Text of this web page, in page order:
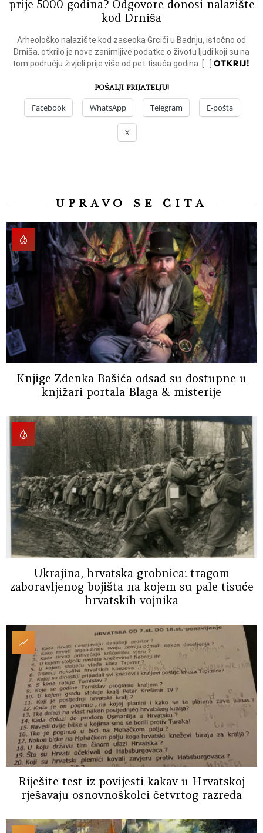
prije 5000 godina? Odgovore donosi nalazište
kod Drniša
Arheološko nalazište kod zaseoka Grcići u Badnju, istočno od
Drniša, otkrilo je nove zanimljive podatke o životu ljudi koji su na
tom području živjeli prije više od pet tisuća godina. […]OTKRIJ!
POŠALJI PRIJATELJU!
Facebook WhatsApp Telegram E-pošta
X
UPRAVO SE ČITA
Knjige Zdenka Bašića odsad su dostupne u
knjižari portala Blaga & misterije
Ukrajina, hrvatska grobnica: tragom
zaboravljenog bojišta na kojem su pale tisuće
hrvatskih vojnika
Riješite test iz povijesti kakav u Hrvatskoj
rješavaju osnovnoškolci četvrtog razreda